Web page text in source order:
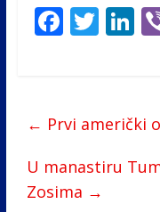
F
ac
o
o
k
T
w
Li
n
dI
n
← Prvi američki
U manastiru
Zosima →